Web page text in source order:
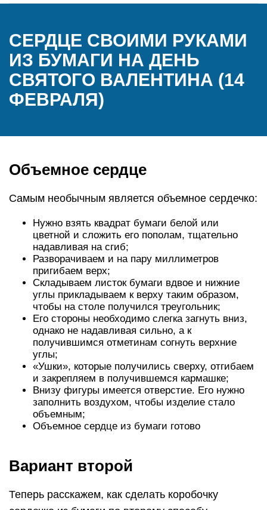
СЕРДЦЕ СВОИМИ РУКАМИ
ИЗ БУМАГИ НА ДЕНЬ
СВЯТОГО ВАЛЕНТИНА (14
ФЕВРАЛЯ)
Объемное сердце
Самым необычным является объемное сердечко:
Нужно взять квадрат бумаги белой или
цветной и сложить его пополам, тщательно
надавливая на сгиб;
Разворачиваем и на пару миллиметров
пригибаем верх;
Складываем листок бумаги вдвое и нижние
углы прикладываем к верху таким образом,
чтобы на столе получился треугольник;
Его стороны необходимо слегка загнуть вниз,
однако не надавливая сильно, а к
получившимся отметинам согнуть верхние
углы;
«Ушки», которые получились сверху, отгибаем
и закрепляем в получившемся кармашке;
Внизу фигуры имеется отверстие. Его нужно
заполнить воздухом, чтобы изделие стало
объемным;
Объемное сердце из бумаги готово
Вариант второй
Теперь расскажем, как сделать коробочку